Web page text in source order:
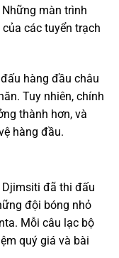
màn trình
các tuyển trạch
hàng đầu châu
Tuy nhiên, chính
thành hơn, và
hàng đầu.
Djimsiti đã thi đấu
đội bóng nhỏ
Mỗi câu lạc bộ
quý giá và bài